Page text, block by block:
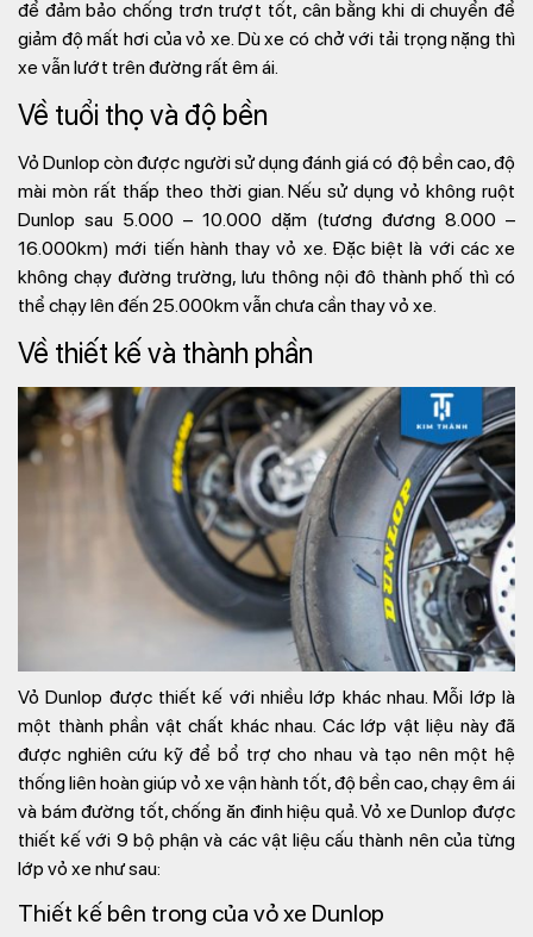
để đảm bảo chống trơn trượt tốt, cân bằng khi di chuyển để
giảm độ mất hơi của vỏ xe. Dù xe có chở với tải trọng nặng thì
xe vẫn lướt trên đường rất êm ái.
Về tuổi thọ và độ bền
Vỏ Dunlop còn được người sử dụng đánh giá có độ bền cao, độ
mài mòn rất thấp theo thời gian. Nếu sử dụng vỏ không ruột
Dunlop sau 5.000 – 10.000 dặm (tương đương 8.000 –
16.000km) mới tiến hành thay vỏ xe. Đặc biệt là với các xe
không chạy đường trường, lưu thông nội đô thành phố thì có
thể chạy lên đến 25.000km vẫn chưa cần thay vỏ xe.
Về thiết kế và thành phần
Vỏ Dunlop được thiết kế với nhiều lớp khác nhau. Mỗi lớp là
một thành phần vật chất khác nhau. Các lớp vật liệu này đã
được nghiên cứu kỹ để bổ trợ cho nhau và tạo nên một hệ
thống liên hoàn giúp vỏ xe vận hành tốt, độ bền cao, chạy êm ái
và bám đường tốt, chống ăn đinh hiệu quả. Vỏ xe Dunlop được
thiết kế với 9 bộ phận và các vật liệu cấu thành nên của từng
lớp vỏ xe như sau:
Thiết kế bên trong của vỏ xe Dunlop